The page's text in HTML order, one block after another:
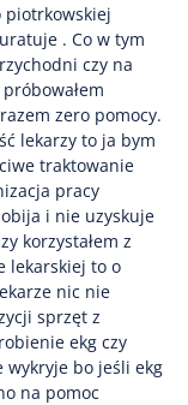
piotrkowskiej
. Co w tym
czy na
zero pomocy.
lekarzy to ja bym
traktowanie
pracy
i nie uzyskuje
korzystałem z
lekarskiej to o
nic nie
sprzęt z
ekg czy
bo jeśli ekg
na pomoc